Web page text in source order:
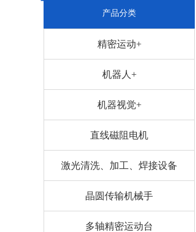
产品分类
精密运动+
机器人+
机器视觉+
直线磁阻电机
激光清洗、加工、焊接设备
晶圆传输机械手
多轴精密运动台